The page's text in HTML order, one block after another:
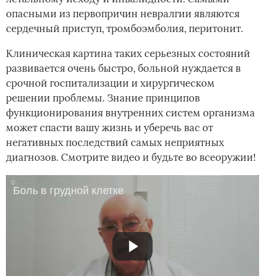
опасными из первопричин невралгии являются
сердечный приступ, тромбоэмболия, перитонит.
Клиническая картина таких серьезных состояний
развивается очень быстро, больной нуждается в
срочной госпитализации и хирургическом
решении проблемы. Знание принципов
функционирования внутренних систем организма
может спасти вашу жизнь и уберечь вас от
негативных последствий самых неприятных
диагнозов. Смотрите видео и будьте во всеоружии!
Боль в грудной клетке